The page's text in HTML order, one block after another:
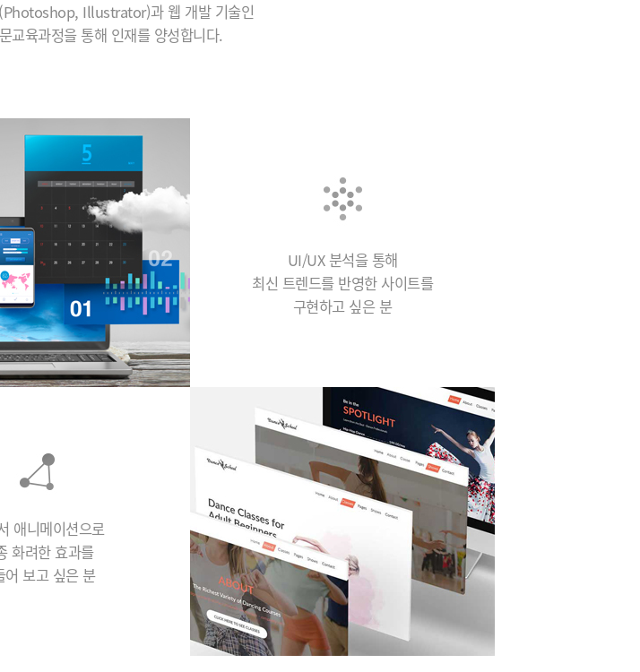
Illustrator)과 웹 개발 기술인
교육과정을 통해 인재를 양성합니다.
UI/UX 분석을 통해
최신 트렌드를 반영한 사이트를
구현하고 싶은 분
애니메이션으로
화려한 효과를
어 보고 싶은 분